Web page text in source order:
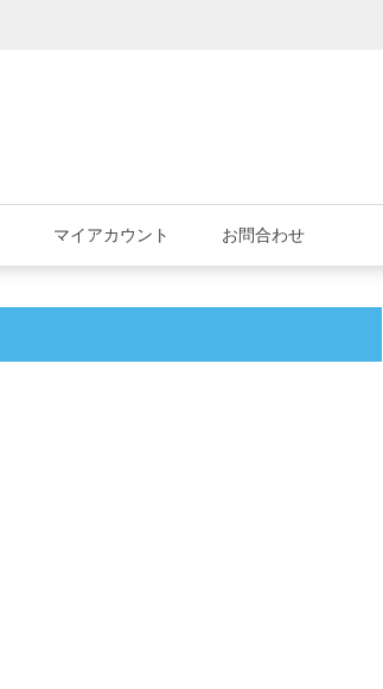
マイアカウント お問合わせ